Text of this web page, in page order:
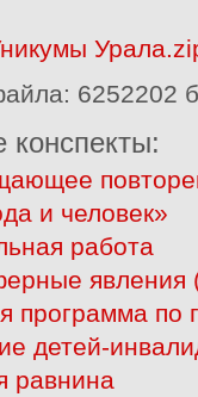
6252202
конспекты:
и человек»
работа
явления
программа по
детей-
равнина